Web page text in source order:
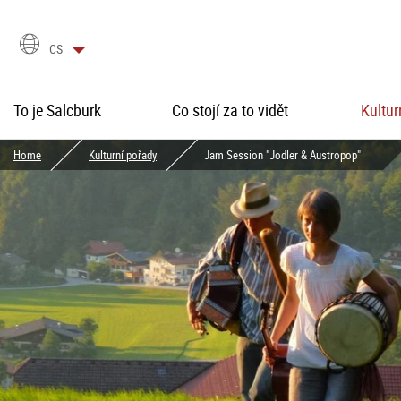
language
selection
CS
To je Salcburk Co stojí za to vidět
Home Kulturní pořady Jam Session "Jodler & Austropop"